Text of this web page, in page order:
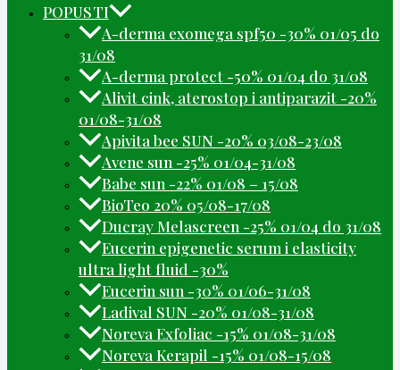
POPUSTI
A-derma exomega spf50 -30% 01/05 do
31/08
A-derma protect -50% 01/04 do 31/08
Alivit cink, aterostop i antiparazit -20%
01/08-31/08
Apivita bee SUN -20% 03/08-23/08
Avene sun -25% 01/04-31/08
Babe sun -22% 01/08 – 15/08
BioTeo 20% 05/08-17/08
Ducray Melascreen -25% 01/04 do 31/08
Eucerin epigenetic serum i elasticity
ultra light fluid -30%
Eucerin sun -30% 01/06-31/08
Ladival SUN -20% 01/08-31/08
Noreva Exfoliac -15% 01/08-31/08
Noreva Kerapil -15% 01/08-15/08